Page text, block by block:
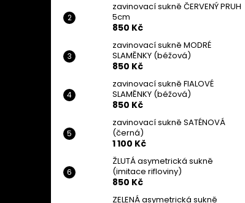
zavinovací sukně ČERVENÝ PRUH
5cm
850 Kč
zavinovací sukně MODRÉ
SLAMĚNKY (béžová)
850 Kč
zavinovací sukně FIALOVÉ
SLAMĚNKY (béžová)
850 Kč
zavinovací sukně SATÉNOVÁ
(černá)
1 100 Kč
ŽLUTÁ asymetrická sukně
(imitace rifloviny)
850 Kč
ZELENÁ asymetrická sukně